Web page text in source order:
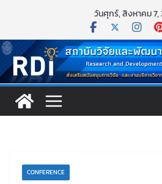
content
วันศุกร์, สิงหาคม 7,
CONFERENCE